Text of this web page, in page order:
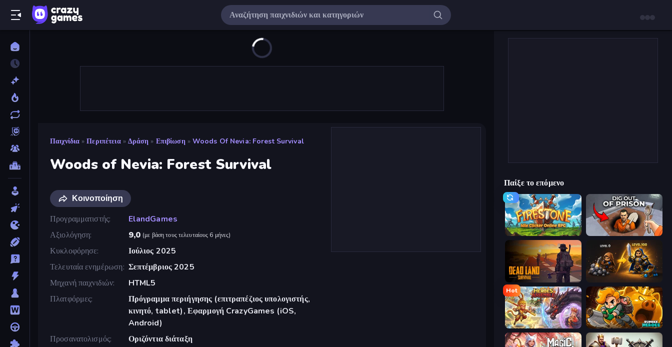
Παιχνίδια » Περιπέτεια » Δράση » Επιβίωση » Woods Of Nevia: Forest Survival
Woods of Nevia: Forest Survival
Κοινοποίηση
Προγραμματιστής
ElandGames
Αξιολόγηση
9,0 (με βάση τους τελευταίους 6 μήνες)
Κυκλοφόρησε
Ιούλιος 2025
Τελευταία ενημέρωση Σεπτέμβριος 2025
Μηχανή παιχνιδιών
HTML5
Πλατφόρμες
Πρόγραμμα περιήγησης (επιτραπέζιος υπολογιστής,
κινητό, tablet), Εφαρμογή CrazyGames (iOS,
Android)
Προσανατολισμός
Οριζόντια διάταξη
Παίξε το επόμενο
Firestone – Idle Clicker Online RPG Dig out of Prison
Dead Land: Survival Gothic Story RPG
Hot
Heroes Assemble Rumble Heroes